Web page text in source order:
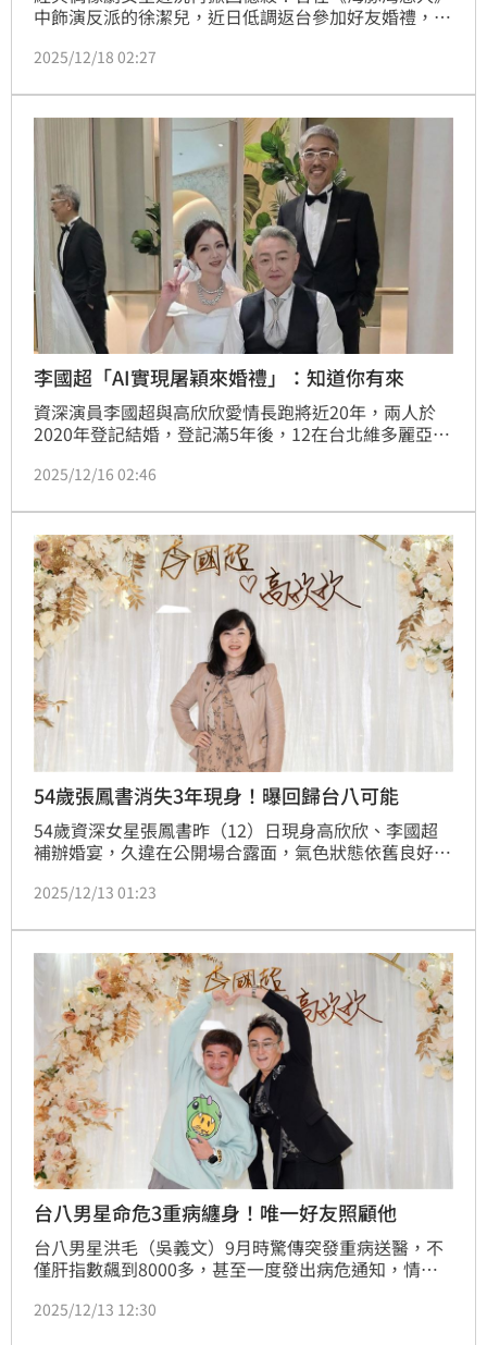
中飾演反派的徐潔兒，近日低調返台參加好友婚禮，意
2025/12/18 02:27
李國超「AI實現屠穎來婚禮」：知道你有來
資深演員李國超與高欣欣愛情長跑將近20年，兩人於
2020年登記結婚，登記滿5年後，12在台北維多麗亞酒
到是否有幫屠穎留一個位子，他忍不住情緒潰堤，在婚
話：「我知道你有來！」趙浩雲
2025/12/16 02:46
54歲張鳳書消失3年現身！曝回歸台八可能
54歲資深女星張鳳書昨（12）日現身高欣欣、李國超
補辦婚宴，久違在公開場合露面，氣色狀態依舊良好。
聚的代表人物之一。趙浩雲
2025/12/13 01:23
台八男星命危3重病纏身！唯一好友照顧他
台八男星洪毛（吳義文）9月時驚傳突發重病送醫，不
僅肝指數飆到8000多，甚至一度發出病危通知，情況
禮，這也是他痊癒後首度在媒體前露面，他表示身體前
2025/12/13 12:30